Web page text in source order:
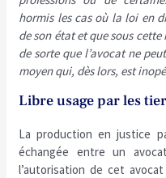
hormis les cas où la loi en
de son état et que sous
de sorte que l’avocat ne
moyen qui, dès lors, est
Libre usage par les
La production en justice
échangée entre un
l’autorisation de cet avocat